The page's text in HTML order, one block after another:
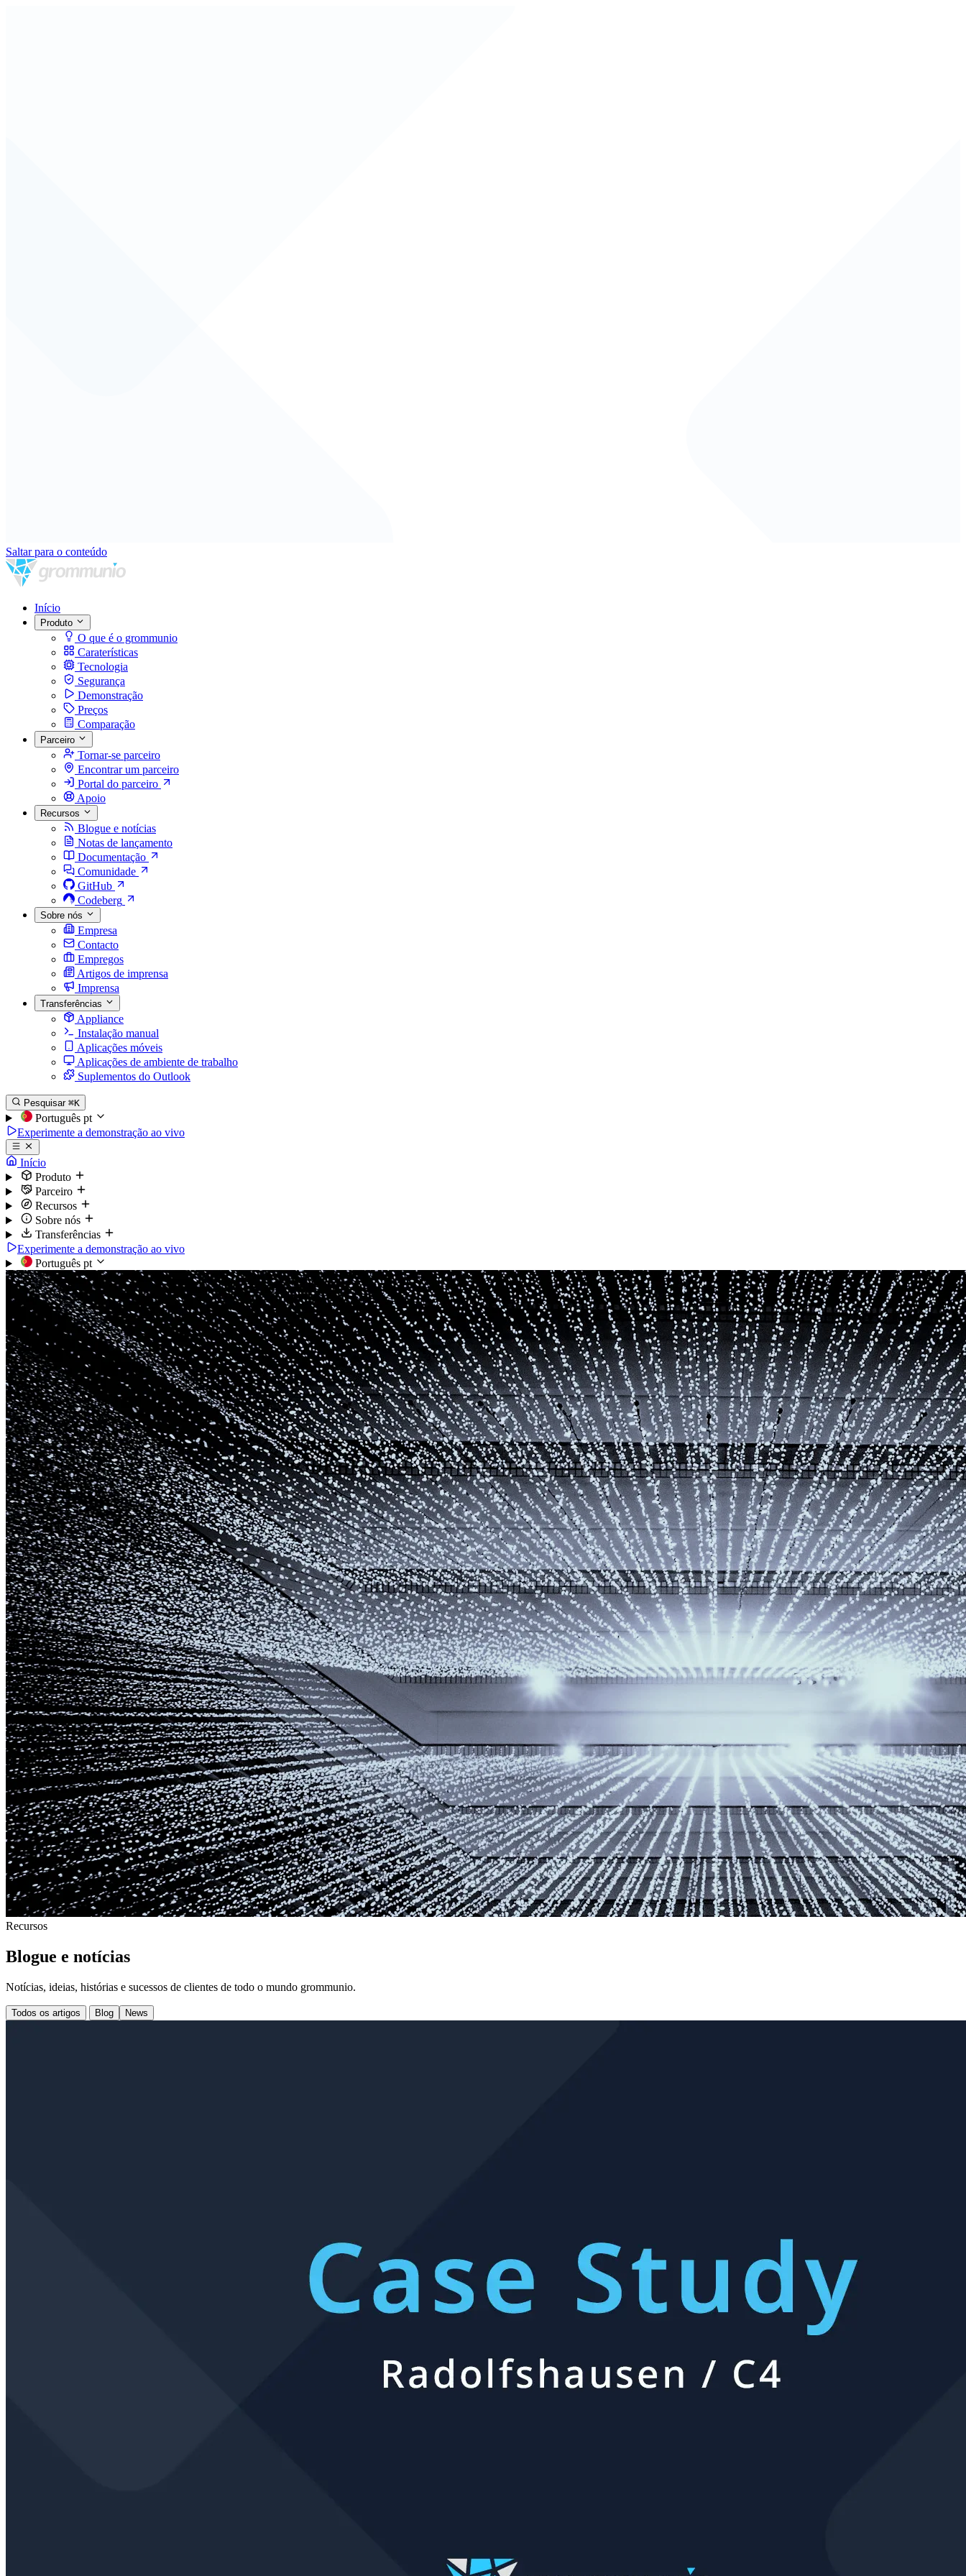
Saltar para o conteúdo
Início
Produto
O que é o grommunio
Caraterísticas
Tecnologia
Segurança
Demonstração
Preços
Comparação
Parceiro
Tornar-se parceiro
Encontrar um parceiro
Portal do parceiro
Apoio
Recursos
Blogue e notícias
Notas de lançamento
Documentação
Comunidade
GitHub
Codeberg
Sobre nós
Empresa
Contacto
Empregos
Artigos de imprensa
Imprensa
Transferências
Appliance
Instalação manual
Aplicações móveis
Aplicações de ambiente de trabalho
Suplementos do Outlook
Pesquisar ⌘K
Português pt
Experimente a demonstração ao vivo
Início
Produto
Parceiro
Recursos
Sobre nós
Transferências
Experimente a demonstração ao vivo
Português pt
Recursos
Blogue e notícias
Notícias, ideias, histórias e sucessos de clientes de todo o mundo grommunio.
Todos os artigos Blog News